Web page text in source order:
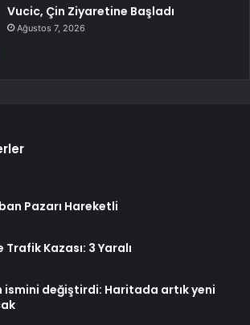
Vucic, Çin Ziyaretine Başladı
Ağustos 7, 2026
Pazarı Hareketli
Trafik Kazası: 3 Yaralı
ismini değiştirdi: Haritada artık yeni